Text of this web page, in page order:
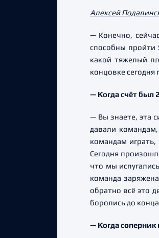
Алексей
— Конечно,
способны пройти
какой тяжелый
концовке сегодня
— Когда счёт был
— Вы знаете, эта
давали
командам играть,
Сегодня
что мы
команда
обратно всё это
боролись до
— Когда